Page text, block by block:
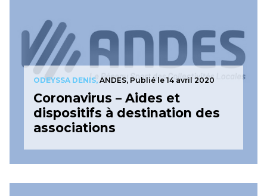
ODEYSSA DENIS, ANDES, Publié le 14 avril 2020
Coronavirus – Aides et
dispositifs à destination des
associations